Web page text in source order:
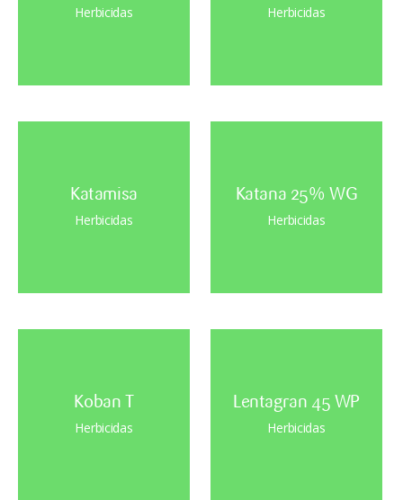
Herbicidas Herbicidas
Katamisa
Herbicidas
Katana 25% WG
Herbicidas
Koban T
Herbicidas
Lentagran 45 WP
Herbicidas